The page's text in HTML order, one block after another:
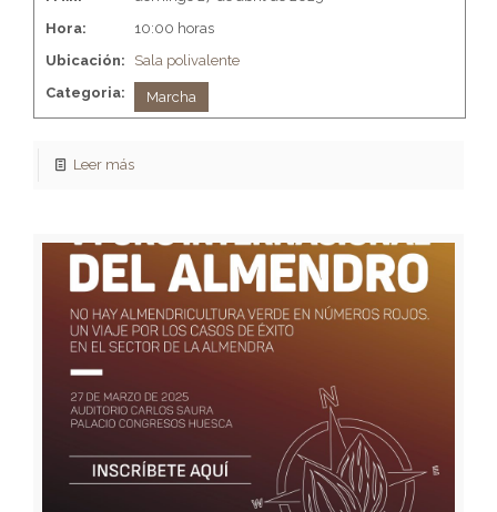
Hora:
10:00 horas
Ubicación:
Sala polivalente
Categoria:
Marcha
Leer más